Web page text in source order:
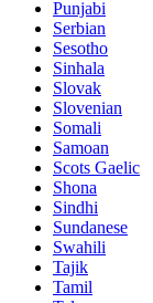
Punjabi
Serbian
Sesotho
Sinhala
Slovak
Slovenian
Somali
Samoan
Scots Gaelic
Shona
Sindhi
Sundanese
Swahili
Tajik
Tamil